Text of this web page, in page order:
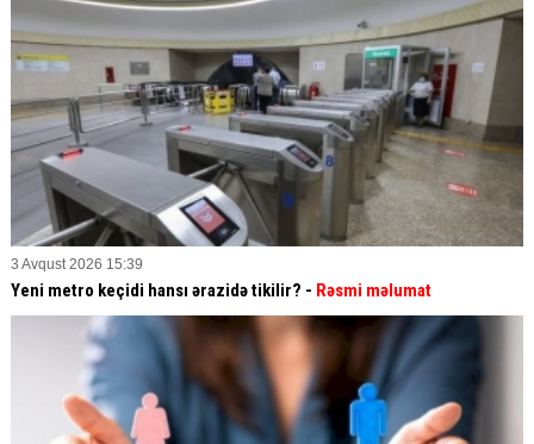
3 Avqust 2026 15:39
Yeni metro keçidi hansı ərazidə tikilir? - Rəsmi məlumat